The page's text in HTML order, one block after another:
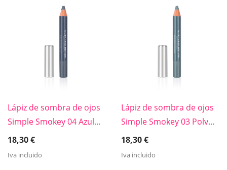
Lápiz de sombra de ojos
Simple Smokey 04 Azul
medianoche
18,30€
Iva incluido
Lápiz de sombra de ojos
Simple Smokey 03 Polvo
verde
18,30€
Iva incluido